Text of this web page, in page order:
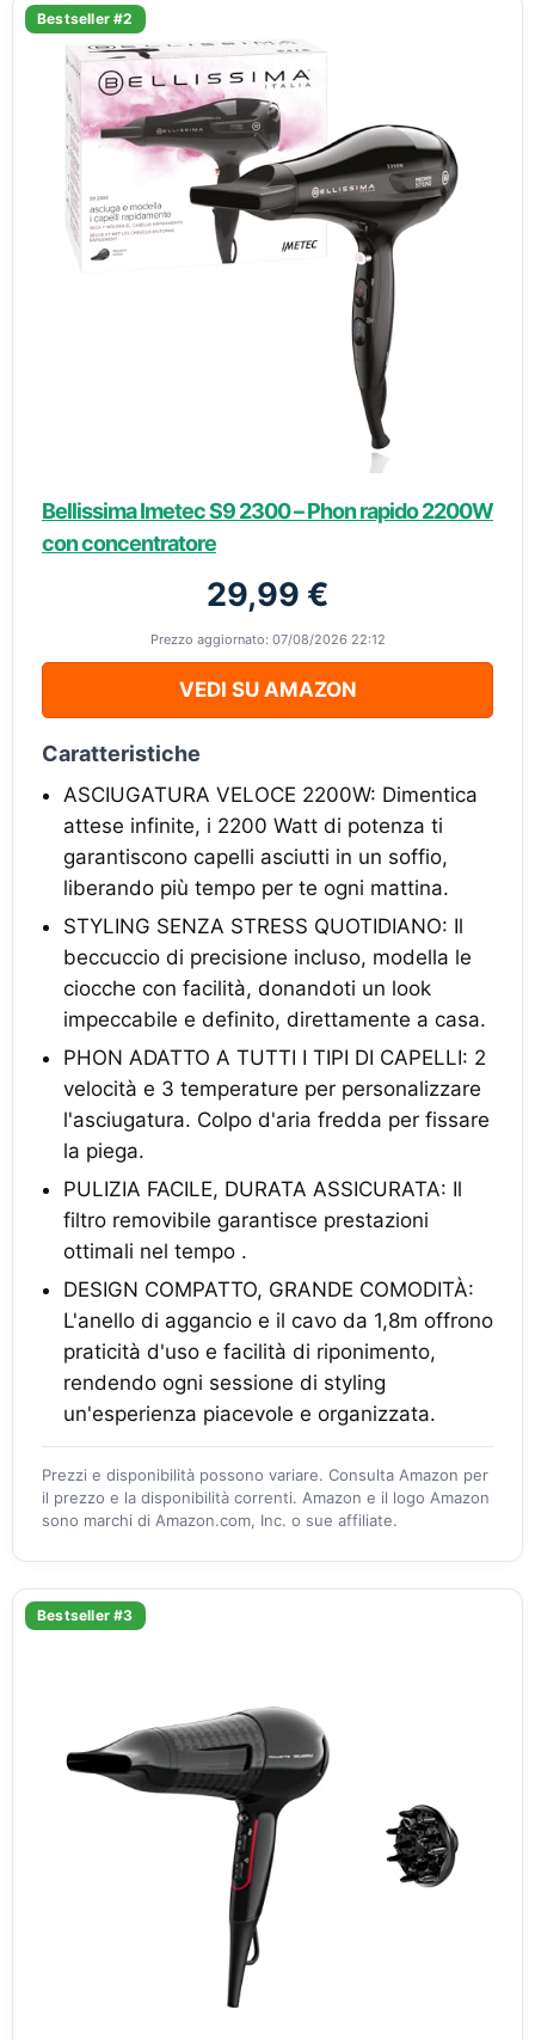
Bestseller #2
Bellissima Imetec S9 2300 – Phon rapido 2200W
con concentratore
29,99 €
Prezzo aggiornato: 07/08/2026 22:12
VEDI SU AMAZON
Caratteristiche
ASCIUGATURA VELOCE 2200W: Dimentica
attese infinite, i 2200 Watt di potenza ti
garantiscono capelli asciutti in un soffio,
liberando più tempo per te ogni mattina.
STYLING SENZA STRESS QUOTIDIANO: Il
beccuccio di precisione incluso, modella le
ciocche con facilità, donandoti un look
impeccabile e definito, direttamente a casa.
PHON ADATTO A TUTTI I TIPI DI CAPELLI: 2
velocità e 3 temperature per personalizzare
l'asciugatura. Colpo d'aria fredda per fissare
la piega.
PULIZIA FACILE, DURATA ASSICURATA: Il
filtro removibile garantisce prestazioni
ottimali nel tempo .
DESIGN COMPATTO, GRANDE COMODITÀ:
L'anello di aggancio e il cavo da 1,8m offrono
praticità d'uso e facilità di riponimento,
rendendo ogni sessione di styling
un'esperienza piacevole e organizzata.
Prezzi e disponibilità possono variare. Consulta Amazon per
il prezzo e la disponibilità correnti. Amazon e il logo Amazon
sono marchi di Amazon.com, Inc. o sue affiliate.
Bestseller #3